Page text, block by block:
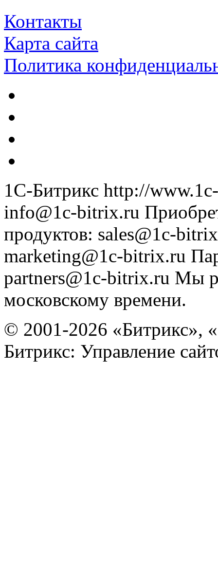
Контакты
Карта сайта
Политика
1С-Битрикс http://
info@1c-bitrix.ru
продуктов: sales@1c-
marketing@1c-bitrix.ru
partners@1c-bitrix.ru Мы
московскому времени.
© 2001-2026 «Битрикс»,
Битрикс: Управление